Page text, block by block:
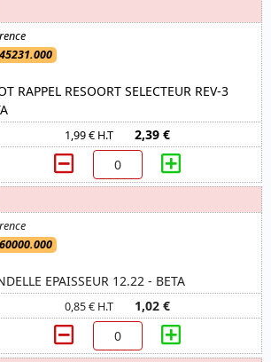
RAPPEL RESOORT SELECTEUR REV-3
1,99 € H.T 2,39 €
EPAISSEUR 12.22 - BETA
0,85 € H.T 1,02 €